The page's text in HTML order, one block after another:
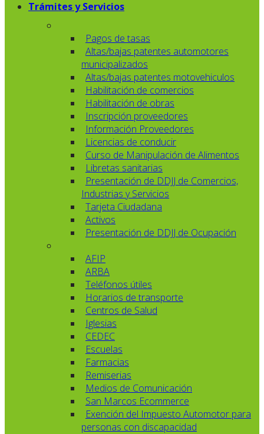
Trámites y Servicios
Pagos de tasas
Altas/bajas patentes automotores
municipalizados
Altas/bajas patentes motovehiculos
Habilitación de comercios
Habilitación de obras
Inscripción proveedores
Información Proveedores
Licencias de conducir
Curso de Manipulación de Alimentos
Libretas sanitarias
Presentación de DDJJ de Comercios,
Industrias y Servicios
Tarjeta Ciudadana
Activos
Presentación de DDJJ de Ocupación
AFIP
ARBA
Teléfonos útiles
Horarios de transporte
Centros de Salud
Iglesias
CEDEC
Escuelas
Farmacias
Remiserias
Medios de Comunicación
San Marcos Ecommerce
Exención del Impuesto Automotor para
personas con discapacidad